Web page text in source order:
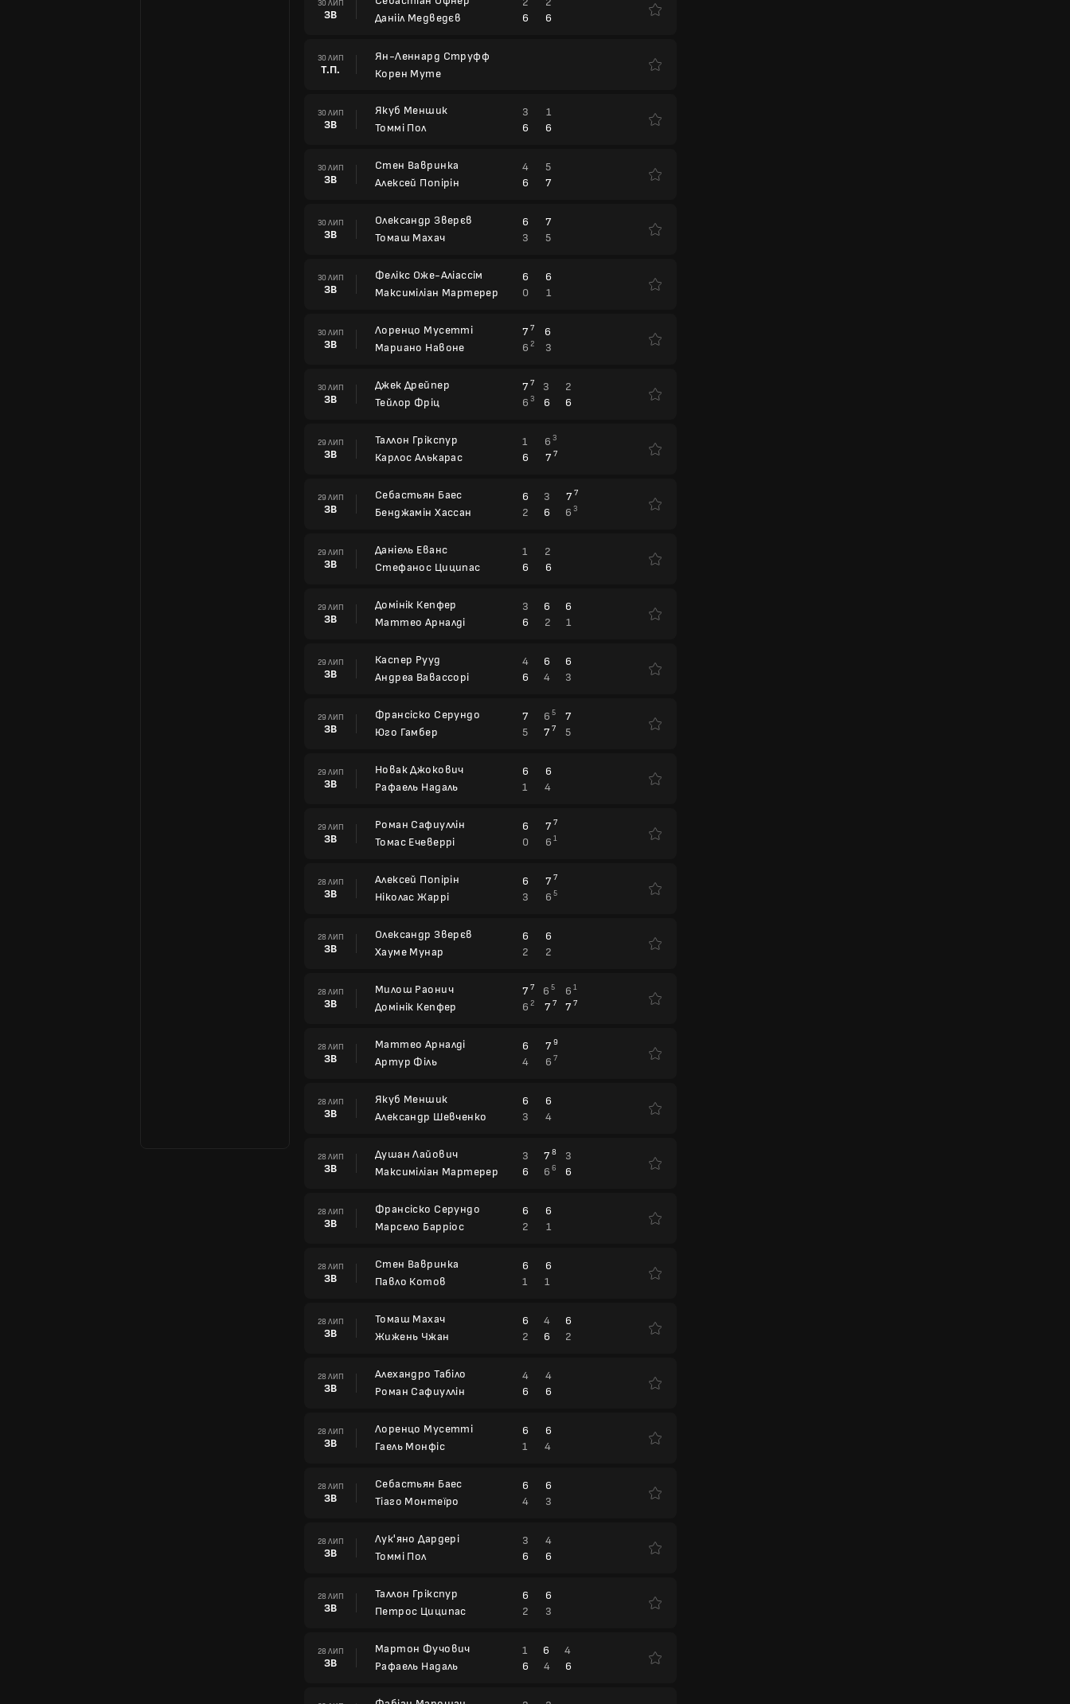
30 ЛИП
ЗВ
Данііл Медведєв
6
6
30 ЛИП
Т.П.
Ян-Леннард Струфф
Корен Муте
30 ЛИП
ЗВ
Якуб Меншик
Томмі Пол
3
1
6
6
30 ЛИП
ЗВ
Стен Вавринка
Алексей Попірін
4
5
6
7
30 ЛИП
ЗВ
Олександр Зверєв
Томаш Махач
6
7
3
5
30 ЛИП
ЗВ
Фелікс Оже-Аліассім
Максиміліан Мартерер
6
6
0
1
30 ЛИП
ЗВ
Лоренцо Мусетті
Мариано Навоне
7 7
6
6 2 3
30 ЛИП
ЗВ
Джек Дрейпер
Тейлор Фріц
7 7 3
2
6 3 6 6
29 ЛИП
ЗВ
Таллон Грікспур
Карлос Алькарас
1 6 3
6 7 7
29 ЛИП
ЗВ
Себастьян Баес
Бенджамін Хассан
6 3 7 7
2 6 6 3
29 ЛИП
ЗВ
Даніель Еванс
Стефанос Циципас
1
2
6
6
29 ЛИП
ЗВ
Домінік Кепфер
Маттео Арналді
3 6
6
6
2 1
29 ЛИП
ЗВ
Каспер Рууд
Андреа Вавассорі
4 6
6
6
4 3
29 ЛИП
ЗВ
Франсіско Серундо
Юго Гамбер
7 6 5
7
5
7 7 5
29 ЛИП
ЗВ
Новак Джокович
Рафаель Надаль
6
6
1
4
29 ЛИП
ЗВ
Роман Сафиуллін
Томас Ечеверрі
6 7 7
0 6 1
28 ЛИП
ЗВ
Алексей Попірін
Ніколас Жаррі
6 7 7
3 6 5
28 ЛИП
ЗВ
Олександр Зверєв
Хауме Мунар
6
6
2
2
28 ЛИП
ЗВ
Милош Раонич
Домінік Кепфер
7 7 6 5 6 1
6 2 7 7 7 7
28 ЛИП
ЗВ
Маттео Арналді
Артур Філь
6 7 9
4 6 7
28 ЛИП
ЗВ
Якуб Меншик
Александр Шевченко
6
6
3
4
28 ЛИП
ЗВ
Душан Лайович
Максиміліан Мартерер
3 7 8
3
6
6 6 6
28 ЛИП
ЗВ
Франсіско Серундо
Марсело Барріос
6
6
2
1
28 ЛИП
ЗВ
Стен Вавринка
Павло Котов
6
6
1
1
28 ЛИП
ЗВ
Томаш Махач
Жижень Чжан
6 4
6
2
6 2
28 ЛИП
ЗВ
Алехандро Табіло
Роман Сафиуллін
4
4
6
6
28 ЛИП
ЗВ
Лоренцо Мусетті
Гаель Монфіс
6
6
1
4
28 ЛИП
ЗВ
Себастьян Баес
Тіаго Монтеїро
6
6
4
3
28 ЛИП
ЗВ
Лук'яно Дардері
Томмі Пол
3
4
6
6
28 ЛИП
ЗВ
Таллон Грікспур
Петрос Циципас
6
6
2
3
28 ЛИП
ЗВ
Мартон Фучович
Рафаель Надаль
1 6
4
6
4 6